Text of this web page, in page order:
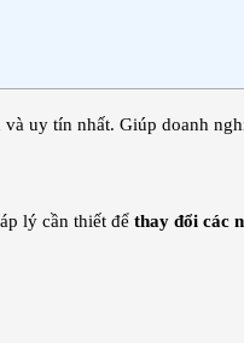
uy tín nhất. Giúp doanh
lý cần thiết để thay đổi các